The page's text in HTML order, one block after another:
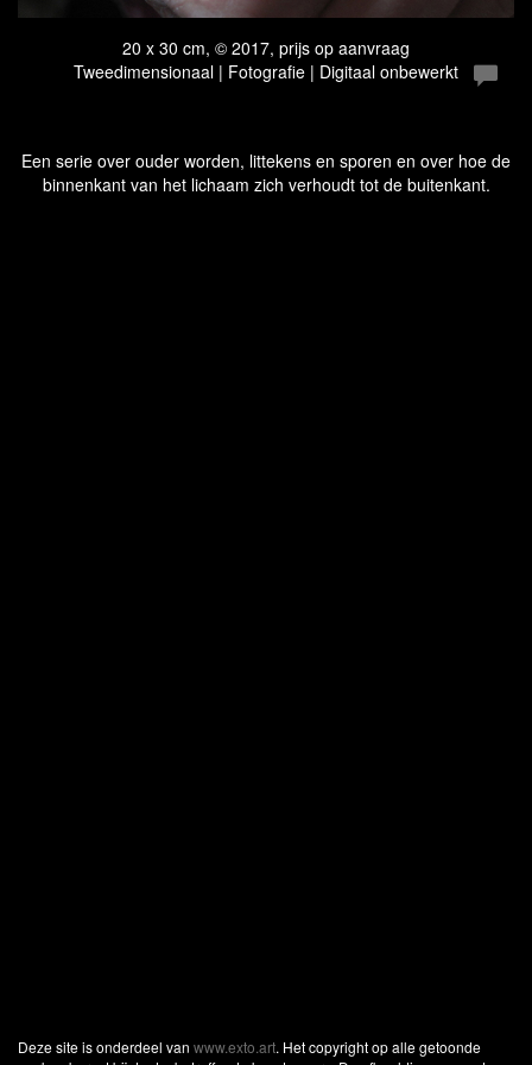
20 x 30 cm, © 2017, prijs op aanvraag
Tweedimensionaal | Fotografie | Digitaal onbewerkt
Een serie over ouder worden, littekens en sporen en over hoe de
binnenkant van het lichaam zich verhoudt tot de buitenkant.
Deze site is onderdeel van www.exto.art. Het copyright op alle getoonde